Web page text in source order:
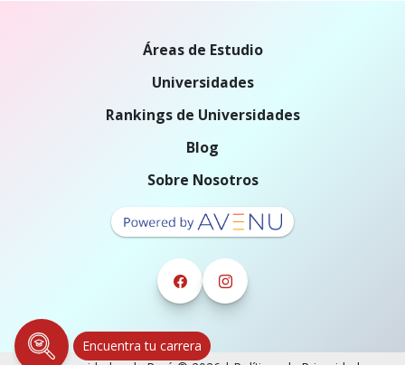
Encuentra tu carrera
Áreas de Estudio
Universidades
Rankings de Universidades
Blog
Sobre Nosotros